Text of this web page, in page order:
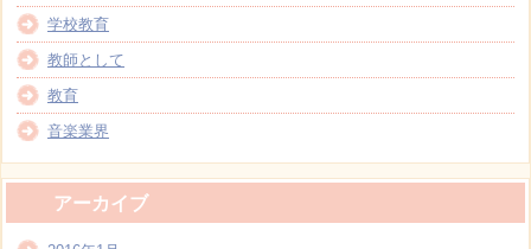
学校教育
教師として
教育
音楽業界
アーカイブ